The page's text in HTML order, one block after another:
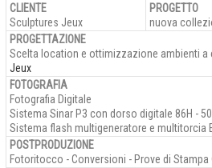
CLIENTE
Sculptures Jeux
PROGETTO
nuova
PROGETTAZIONE
Scelta location e ottimizzazione ambienti a
Jeux
FOTOGRAFIA
Fotografia Digitale
Sistema Sinar P3 con dorso digitale 86H -
Sistema flash multigeneratore e multitorcia
POSTPRODUZIONE
Fotoritocco - Conversioni - Prove di